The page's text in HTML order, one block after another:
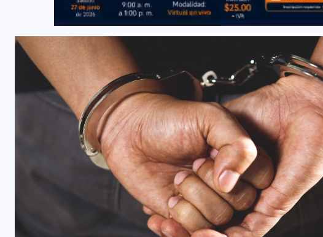
INTERNACIONAL
Félix Ulloa viaja a Colombia para
asistir a toma de posesión
presidencial
6 AGOSTO, 2026